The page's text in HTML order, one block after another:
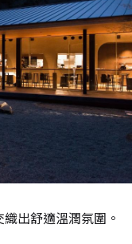
出舒適溫潤氛圍。